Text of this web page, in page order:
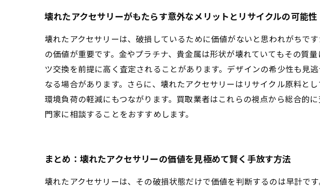
壊れたアクセサリーがもたらす意外なメリットとリサイクルの可能性
壊れたアクセサリーは、破損しているために価値がないと思われがちで
の価値が重要です。金やプラチナ、貴金属は形状が壊れていてもその質
ツ交換を前提に高く査定されることがあります。デザインの希少性も見
なる場合があります。さらに、壊れたアクセサリーはリサイクル原料と
環境負荷の軽減にもつながります。買取業者はこれらの視点から総合的
門家に相談することをおすすめします。
まとめ：壊れたアクセサリーの価値を見極めて賢く手放す方法
壊れたアクセサリーは、その破損状態だけで価値を判断するのは早計で